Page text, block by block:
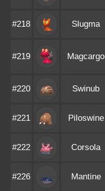
#218 Slugma
#219 Magcargo
#220 Swinub
#221 Piloswine
#222 Corsola
#226 Mantine